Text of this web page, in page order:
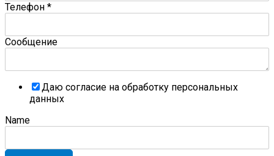
Телефон *
Сообщение
Даю согласие на обработку персональных
данных
Name